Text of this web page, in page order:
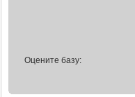
Оцените базу: